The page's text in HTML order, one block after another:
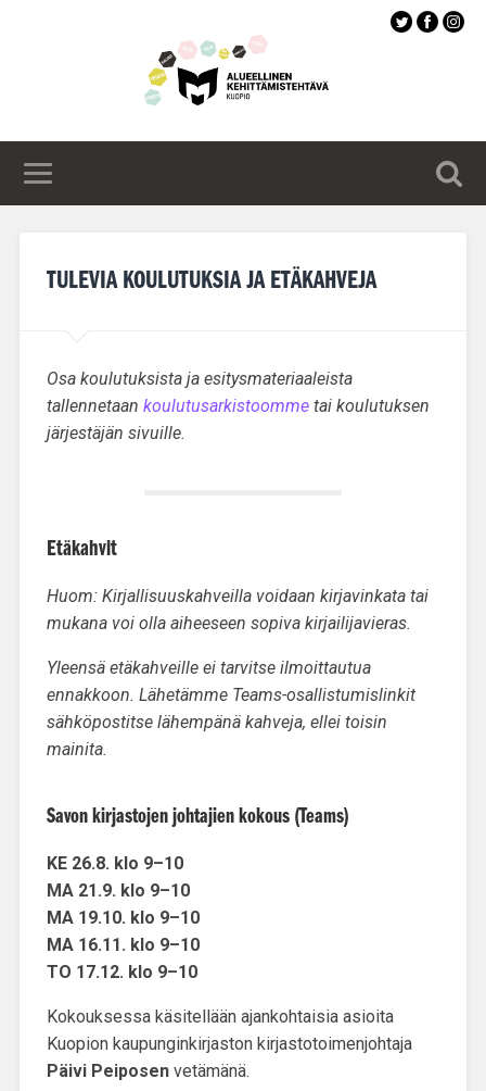
TULEVIA KOULUTUKSIA JA ETÄKAHVEJA
Osa koulutuksista ja esitysmateriaaleista
tallennetaan koulutusarkistoommetai koulutuksen
järjestäjän sivuille.
Etäkahvit
Huom: Kirjallisuuskahveilla voidaan kirjavinkata tai
mukana voi olla aiheeseen sopiva kirjailijavieras.
Yleensä etäkahveille ei tarvitse ilmoittautua
ennakkoon. Lähetämme Teams-osallistumislinkit
sähköpostitse lähempänä kahveja, ellei toisin
mainita.
Savon kirjastojen johtajien kokous (Teams)
KE 26.8. klo 9–10
MA 21.9. klo 9–10
MA 19.10. klo 9–10
MA 16.11. klo 9–10
TO 17.12. klo 9–10
Kokouksessa käsitellään ajankohtaisia asioita
Kuopion kaupunginkirjaston kirjastotoimenjohtaja
Päivi Peiposenvetämänä.